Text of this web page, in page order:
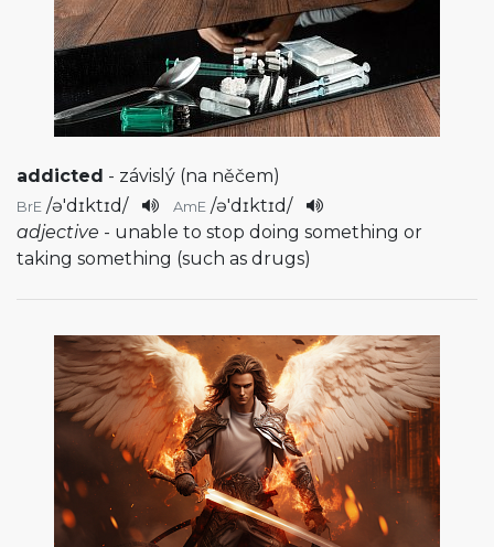
addicted - závislý (na něčem)
BrE /ə'dɪktɪd/ AmE /ə'dɪktɪd/
adjective - unable to stop doing something or
taking something (such as drugs)